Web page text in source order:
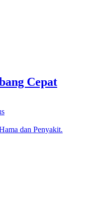
Cepat
dan Penyakit.